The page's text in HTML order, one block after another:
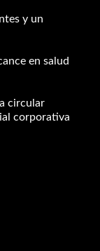
y un
en salud
circular
corporativa